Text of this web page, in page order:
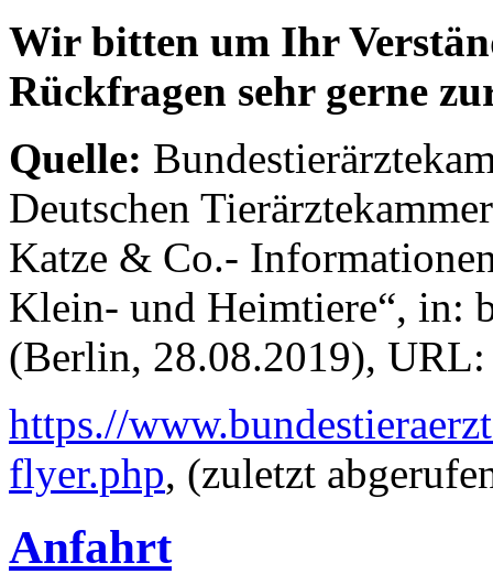
Wir bitten um Ihr
Rückfragen sehr gerne
Quelle:
Deutschen
Katze & Co.-
Klein- und Heimtiere“, in:
(Berlin, 28.08.2019), URL:
https.//
flyer.php, (zuletzt
Anfahrt